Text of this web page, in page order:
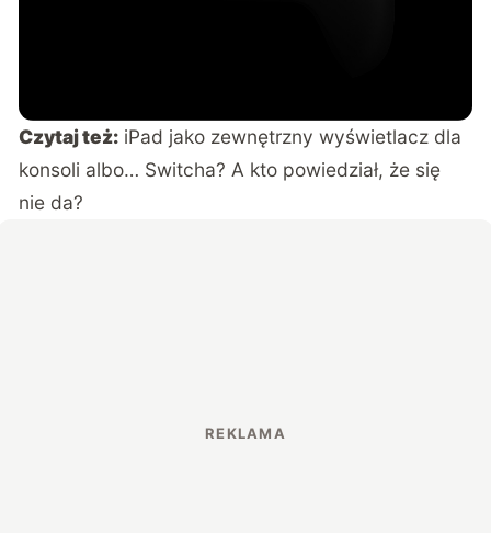
Czytaj też: iPad jako zewnętrzny wyświetlacz dla
konsoli albo… Switcha? A kto powiedział, że się
nie da?